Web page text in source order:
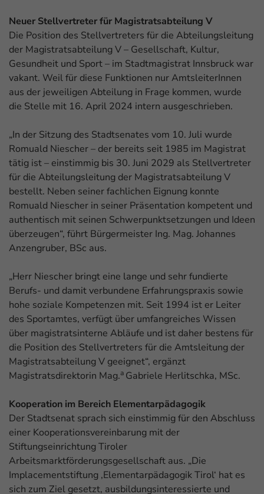
Neuer Stellvertreter für Magistratsabteilung V
Die Position des Stellvertreters für die Abteilungsleitung
der Magistratsabteilung V – Gesellschaft, Kultur,
Gesundheit und Sport – im Stadtmagistrat Innsbruck war
vakant. Weil für diese Funktionen nur AmtsleiterInnen
aus der jeweiligen Abteilung in Frage kommen, wurde
die Stelle mit 16. April 2024 intern ausgeschrieben.
„In der Sitzung des Stadtsenates vom 10. Juli wurde
Romuald Niescher – der bereits seit 1985 im Magistrat
tätig ist – einstimmig bis 30. Juni 2029 als Stellvertreter
für die Abteilungsleitung der Magistratsabteilung V
bestellt. Neben seiner fachlichen Eignung konnte
Romuald Niescher in seiner Präsentation kompetent und
authentisch mit seinen Schwerpunktsetzungen und Ideen
überzeugen“, führt Bürgermeister Ing. Mag. Johannes
Anzengruber, BSc aus.
„Herr Niescher bringt eine lange und sehr fundierte
Berufs- und damit verbundene Erfahrungspraxis sowie
hohe soziale Kompetenzen mit. Seit 1994 ist er Leiter
des Sportamtes, verfügt über umfangreiches Wissen
über magistratsinterne Abläufe und ist daher bestens für
die Position des Stellvertreters für die Amtsleitung der
Magistratsabteilung V geeignet“, ergänzt
Magistratsdirektorin Mag.a Gabriele Herlitschka, MSc.
Kooperation im Bereich Elementarpädagogik
Der Stadtsenat sprach sich einstimmig für den Abschluss
einer Kooperationsvereinbarung mit der
Stiftungseinrichtung Tiroler
Arbeitsmarktförderungsgesellschaft aus. „Die
Implacementstiftung ‚Elementarpädagogik Tirol‘ hat es
sich zum Ziel gesetzt, ausbildungsinteressierte und